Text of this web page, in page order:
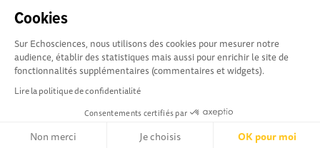
Cookies
Sur Echosciences, nous utilisons des cookies pour mesurer notre
audience, établir des statistiques mais aussi pour enrichir le site de
fonctionnalités supplémentaires (commentaires et widgets).
Lire la politique de confidentialité
Consentements certifiés par
Non merci Je choisis OK pour moi
Explorer, s’exprimer, rentrer en contact : Echosciences
sciences et de technologies du territoire. Propulsé par
Centre•Sciences/ Contact : echosciences@centre-
sciences.fr
Mentions légales|Politique de confidentialité
Ligne éditoriale